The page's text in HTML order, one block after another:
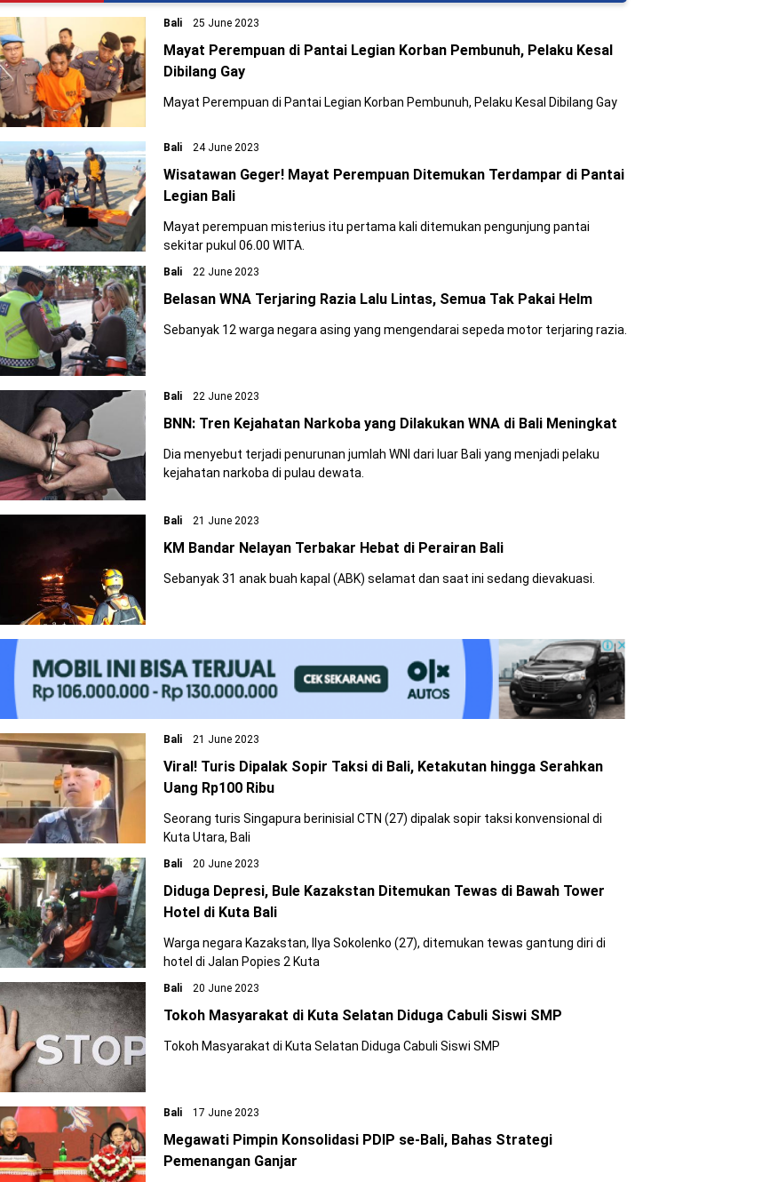
Bali 25 June 2023
Mayat Perempuan di Pantai Legian Korban Pembunuh, Pelaku Kesal
Dibilang Gay
Mayat Perempuan di Pantai Legian Korban Pembunuh, Pelaku Kesal Dibilang Gay
Bali 24 June 2023
Wisatawan Geger! Mayat Perempuan Ditemukan Terdampar di Pantai
Legian Bali
Mayat perempuan misterius itu pertama kali ditemukan pengunjung pantai
sekitar pukul 06.00 WITA.
Bali 22 June 2023
Belasan WNA Terjaring Razia Lalu Lintas, Semua Tak Pakai Helm
Sebanyak 12 warga negara asing yang mengendarai sepeda motor terjaring razia.
Bali 22 June 2023
BNN: Tren Kejahatan Narkoba yang Dilakukan WNA di Bali Meningkat
Dia menyebut terjadi penurunan jumlah WNI dari luar Bali yang menjadi pelaku
kejahatan narkoba di pulau dewata.
Bali 21 June 2023
KM Bandar Nelayan Terbakar Hebat di Perairan Bali
Sebanyak 31 anak buah kapal (ABK) selamat dan saat ini sedang dievakuasi.
Bali 21 June 2023
Viral! Turis Dipalak Sopir Taksi di Bali, Ketakutan hingga Serahkan
Uang Rp100 Ribu
Seorang turis Singapura berinisial CTN (27) dipalak sopir taksi konvensional di
Kuta Utara, Bali
Bali 20 June 2023
Diduga Depresi, Bule Kazakstan Ditemukan Tewas di Bawah Tower
Hotel di Kuta Bali
Warga negara Kazakstan, Ilya Sokolenko (27), ditemukan tewas gantung diri di
hotel di Jalan Popies 2 Kuta
Bali 20 June 2023
Tokoh Masyarakat di Kuta Selatan Diduga Cabuli Siswi SMP
Tokoh Masyarakat di Kuta Selatan Diduga Cabuli Siswi SMP
Bali 17 June 2023
Megawati Pimpin Konsolidasi PDIP se-Bali, Bahas Strategi
Pemenangan Ganjar